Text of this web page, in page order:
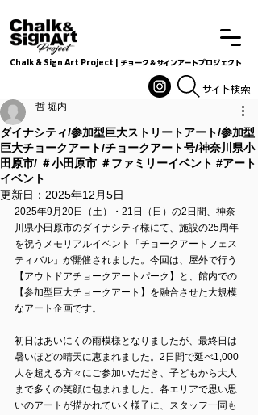
Chalk & Sign Art Project | チョーク＆サインアートプロジェクト
​​​サイト検索
ダイナシティ/参加型巨大ストリートアート/参加型
巨大チョークアート/チョークアート号/神奈川県小
田原市/ ＃小田原市 ＃ファミリーイベント #アート
イベント
哲 堀内
更新日： 2025年12月5日
2025年9月20日（土）・21日（日）の2日間、神奈
川県小田原市のダイナシティ様にて、施設の25周年
を祝うメモリアルイベント「チョークアートフェス
ティバル」が開催されました。今回は、屋外で行う
【アウトドアチョークアートパーク】と、館内での
【参加型巨大チョークアート】を融合させた大規模
なアート企画です。
初日はあいにくの雨模様となりましたが、最終日は
暑いほどの晴天に恵まれました。2日間で延べ1,000
人を超える方々にご参加いただき、子どもから大人
まで多くの笑顔に包まれました。各エリアで思い思
いのアートが描かれていく様子に、スタッフ一同も